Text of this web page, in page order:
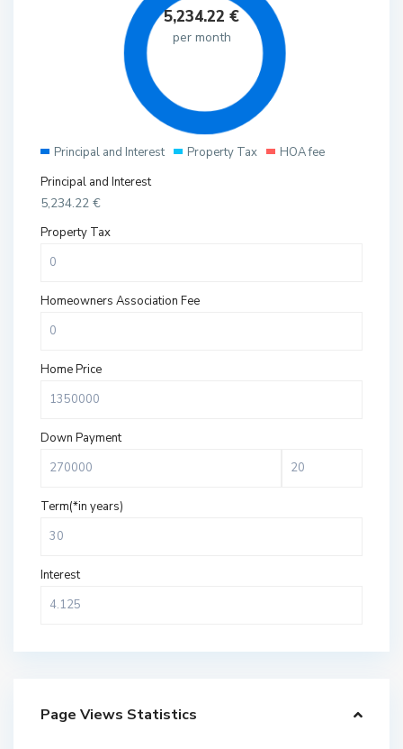
5,234.22 €
per month
Principal and Interest Property Tax
HOA fee
Principal and Interest
5,234.22 €
Property Tax
Homeowners Association Fee
Home Price
Down Payment
Term(*in years)
Interest
Page Views Statistics